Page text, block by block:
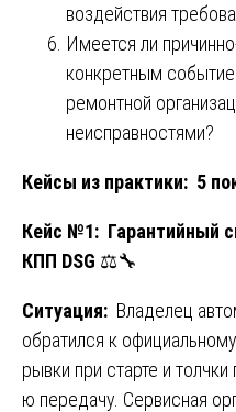
воздействия
Имеется ли
конкретным
ремонтной
неисправностями?
Кейсы из практики: 5
Кейс №1: Гарантийный
КПП DSG ⚖️🔧
Ситуация: Владелец
обратился к
рывки при старте и
ю передачу. Сервисная